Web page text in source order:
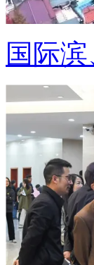
国际